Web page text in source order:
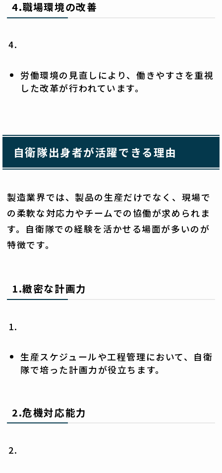
4.職場環境の改善
労働環境の見直しにより、働きやすさを重視
した改革が行われています。
自衛隊出身者が活躍できる理由
製造業界では、製品の生産だけでなく、現場で
の柔軟な対応力やチームでの協働が求められま
す。自衛隊での経験を活かせる場面が多いのが
特徴です。
1.緻密な計画力
生産スケジュールや工程管理において、自衛
隊で培った計画力が役立ちます。
2.危機対応能力